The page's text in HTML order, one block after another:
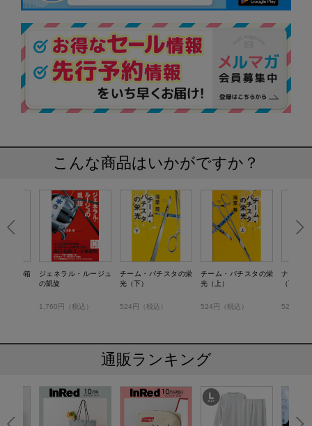
こんな商品はいかがですか？
ープの箱
ジェネラル・ルージュ
の凱旋
1,760円（税込）
チーム・バチスタの栄
光（下）
524円（税込）
チーム・バチスタの栄
光（上）
524円（税込）
ナイチン
（下）
524円（
通販ランキング